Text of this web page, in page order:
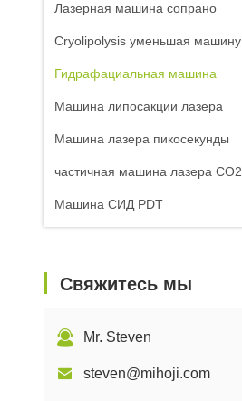
Лазерная машина сопрано
Cryolipolysis уменьшая машину
Гидрафациальная машина
Машина липосакции лазера
Машина лазера пикосекунды
частичная машина лазера СО2
Машина СИД PDT
Свяжитесь мы
Mr. Steven
steven@mihoji.com